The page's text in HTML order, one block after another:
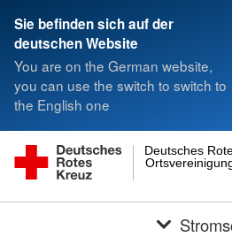
Sie befinden sich auf der
deutschen Website
You are on the German website,
you can use the switch to switch to
the English one
Deutsches